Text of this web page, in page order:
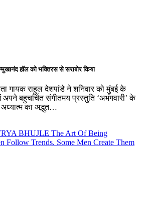
हॉल को भक्तिरस से सराबोर किया
गायक राहुल देशपांडे ने शनिवार को मुंबई के
अपने बहुचर्चित संगीतमय प्रस्तुति ‘अभंगवारी’ के
का अद्भुत…